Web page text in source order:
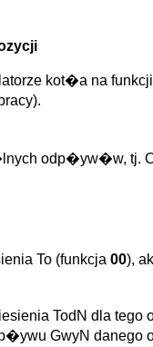
kot�a na funkcji
odp�yw�w, tj.
To (funkcja 00),
TodN dla
GwyN